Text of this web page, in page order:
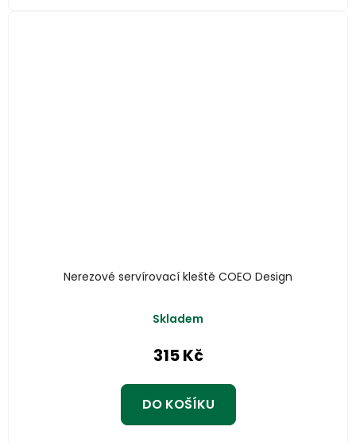
Nerezové servírovací kleště COEO Design
Skladem
315 Kč
DO KOŠÍKU